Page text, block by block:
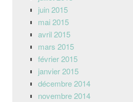
juin 2015
mai 2015
avril 2015
mars 2015
février 2015
janvier 2015
décembre 2014
novembre 2014